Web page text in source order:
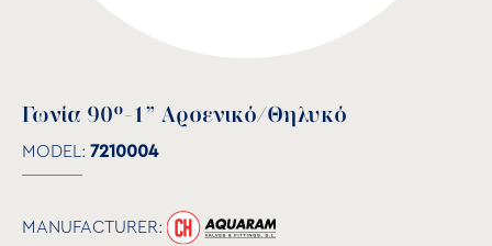
Γωνία 90°-1” Αρσενικό/Θηλυκό
MODEL: 7210004
MANUFACTURER: